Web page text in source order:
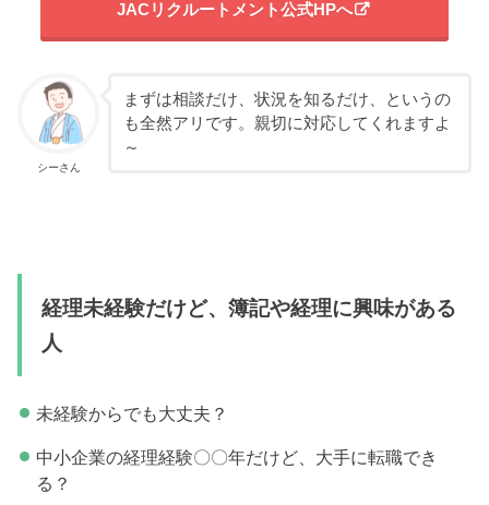
JACリクルートメント公式HPへ
シーさん
まずは相談だけ、状況を知るだけ、というの
も全然アリです。親切に対応してくれますよ
～
経理未経験だけど、簿記や経理に興味がある
人
未経験からでも大丈夫？
中小企業の経理経験〇〇年だけど、大手に転職でき
る？